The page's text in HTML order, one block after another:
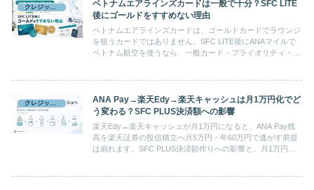
クレジットカード
ベトナムエアラインズカードは一般で十分？SFC LITE
後にゴールドをすすめない理由
ベトナムエアラインズカードは、ゴールドカードでラウンジ
を狙うカードではありません。SFC LITE後にANAマイルで
ベトナム航空を使うなら、一般カード・プライオリティ・パ
クレジットカード
ANA Pay→楽天Edy→楽天キャッシュは月1万円化でど
う変わる？SFC PLUS決済額への影響
楽天Edy→楽天キャッシュが月1万円になると、ANA Pay残
高を楽天証券の投信積立へ月5万円・年60万円で逃がす前提
は崩れます。SFC PLUS決済額作りへの影響と、月1万円だ